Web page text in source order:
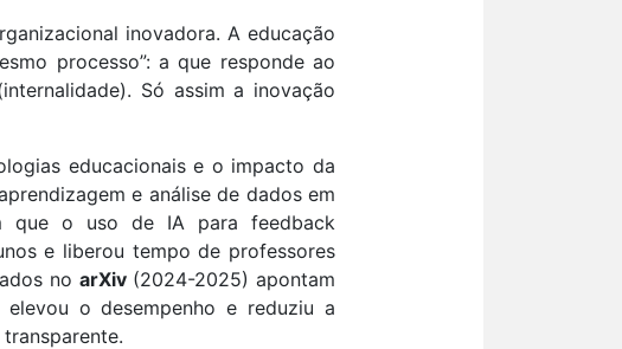
inovadora. A educação
processo”: a que responde ao
Só assim a inovação
educacionais e o impacto da
e análise de dados em
que o uso de IA para feedback
e liberou tempo de professores
no arXiv(2024-2025) apontam
o desempenho e reduziu a